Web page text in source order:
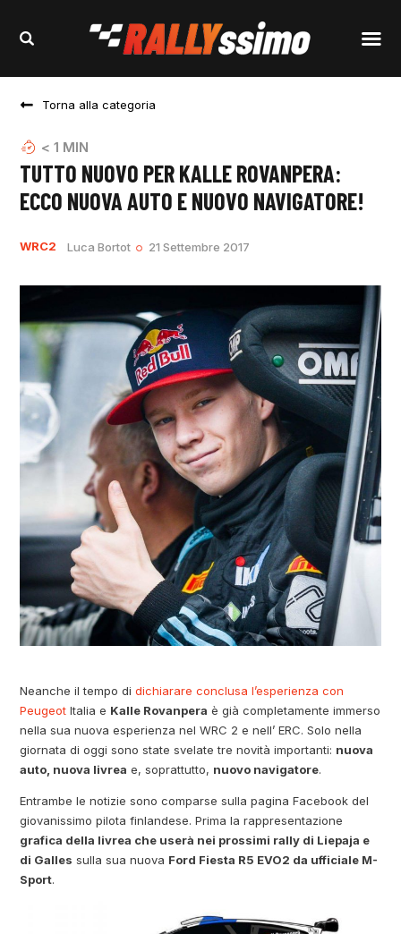
Torna alla categoria
< 1 MIN
TUTTO NUOVO PER KALLE ROVANPERA:
ECCO NUOVA AUTO E NUOVO NAVIGATORE!
WRC2 Luca Bortot 21 Settembre 2017
Neanche il tempo didichiarare conclusa l’esperienza con
Peugeot Italia e Kalle Rovanpera è già completamente immerso
nella sua nuova esperienza nel WRC 2 e nell’ ERC. Solo nella
giornata di oggi sono state svelate tre novità importanti: nuova
auto, nuova livrea e, soprattutto, nuovo navigatore.
Entrambe le notizie sono comparse sulla pagina Facebook del
giovanissimo pilota finlandese. Prima la rappresentazione
grafica della livrea che userà nei prossimi rally di Liepaja e
di Galles sulla sua nuova Ford Fiesta R5 EVO2 da ufficiale M-
Sport.